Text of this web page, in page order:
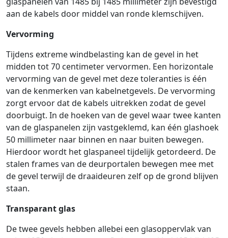
aan de kabels door middel van ronde klemschijven.
Vervorming
Tijdens extreme windbelasting kan de gevel in het
midden tot 70 centimeter vervormen. Een horizontale
vervorming van de gevel met deze toleranties is één
van de kenmerken van kabelnetgevels. De vervorming
zorgt ervoor dat de kabels uitrekken zodat de gevel
doorbuigt. In de hoeken van de gevel waar twee kanten
van de glaspanelen zijn vastgeklemd, kan één glashoek
50 millimeter naar binnen en naar buiten bewegen.
Hierdoor wordt het glaspaneel tijdelijk getordeerd. De
stalen frames van de deurportalen bewegen mee met
de gevel terwijl de draaideuren zelf op de grond blijven
staan.
Transparant glas
De twee gevels hebben allebei een glasoppervlak van